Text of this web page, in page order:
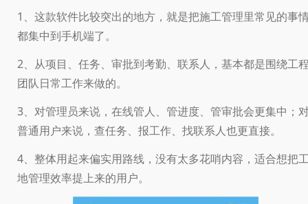
1、这款软件比较突出的地方，就是把施工管理里常见的事
都集中到手机端了。
2、从项目、任务、审批到考勤、联系人，基本都是围绕工
团队日常工作来做的。
3、对管理员来说，在线管人、管进度、管审批会更集中；
普通用户来说，查任务、报工作、找联系人也更直接。
4、整体用起来偏实用路线，没有太多花哨内容，适合想把
地管理效率提上来的用户。